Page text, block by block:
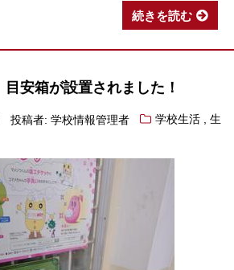
続きを読む
目安箱が設置されました！
投稿者: 学校情報管理者 学校生活 ,生